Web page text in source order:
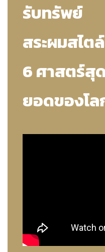
รับทรัพย์
สระผมสไต
6 ศาสตร์สุ
ยอดของโล